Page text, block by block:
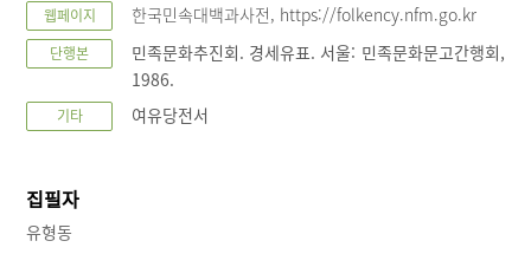
웹페이지 한국민속대백과사전, https://folkency.nfm.go.kr
단행본
민족문화추진회. 경세유표. 서울: 민족문화문고간행회,
1986.
기타 여유당전서
집필자
유형동